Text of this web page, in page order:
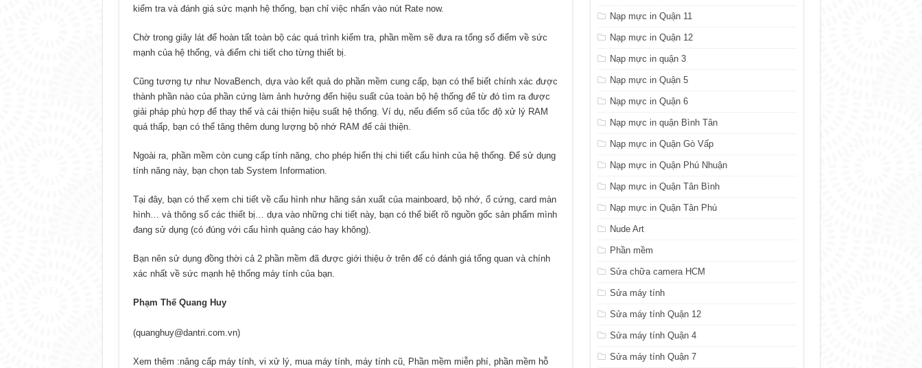
kiểm tra và đánh giá sức mạnh hệ thống, bạn chỉ việc nhấn vào nút Rate now.
Chờ trong giây lát để hoàn tất toàn bộ các quá trình kiểm tra, phần mềm sẽ đưa ra tổng số điểm về sức
mạnh của hệ thống, và điểm chi tiết cho từng thiết bị.
Cũng tương tự như NovaBench, dựa vào kết quả do phần mềm cung cấp, bạn có thể biết chính xác được
thành phần nào của phần cứng làm ảnh hưởng đến hiệu suất của toàn bộ hệ thống để từ đó tìm ra được
giải pháp phù hợp để thay thế và cải thiện hiệu suất hệ thống. Ví dụ, nếu điểm số của tốc độ xử lý RAM
quá thấp, bạn có thể tăng thêm dung lượng bộ nhớ RAM để cải thiện.
Ngoài ra, phần mềm còn cung cấp tính năng, cho phép hiển thị chi tiết cấu hình của hệ thống. Để sử dụng
tính năng này, bạn chọn tab System Information.
Tại đây, bạn có thể xem chi tiết về cấu hình như hãng sản xuất của mainboard, bộ nhớ, ổ cứng, card màn
hình… và thông số các thiết bị… dựa vào những chi tiết này, bạn có thể biết rõ nguồn gốc sản phẩm mình
đang sử dụng (có đúng với cấu hình quảng cáo hay không).
Bạn nên sử dụng đồng thời cả 2 phần mềm đã được giới thiệu ở trên để có đánh giá tổng quan và chính
xác nhất về sức mạnh hệ thống máy tính của bạn.
Phạm Thế Quang Huy
(quanghuy@dantri.com.vn)
Xem thêm :nâng cấp máy tính, vi xử lý, mua máy tính, máy tính cũ, Phần mềm miễn phí, phần mềm hỗ
Nạp mực in Quận 11
Nạp mực in Quận 12
Nạp mực in quận 3
Nạp mực in Quận 5
Nạp mực in Quận 6
Nạp mực in quận Bình Tân
Nạp mực in Quận Gò Vấp
Nạp mực in Quận Phú Nhuận
Nạp mực in Quận Tân Bình
Nạp mực in Quận Tân Phú
Nude Art
Phần mềm
Sửa chữa camera HCM
Sửa máy tính
Sửa máy tính Quận 12
Sửa máy tính Quận 4
Sửa máy tính Quận 7